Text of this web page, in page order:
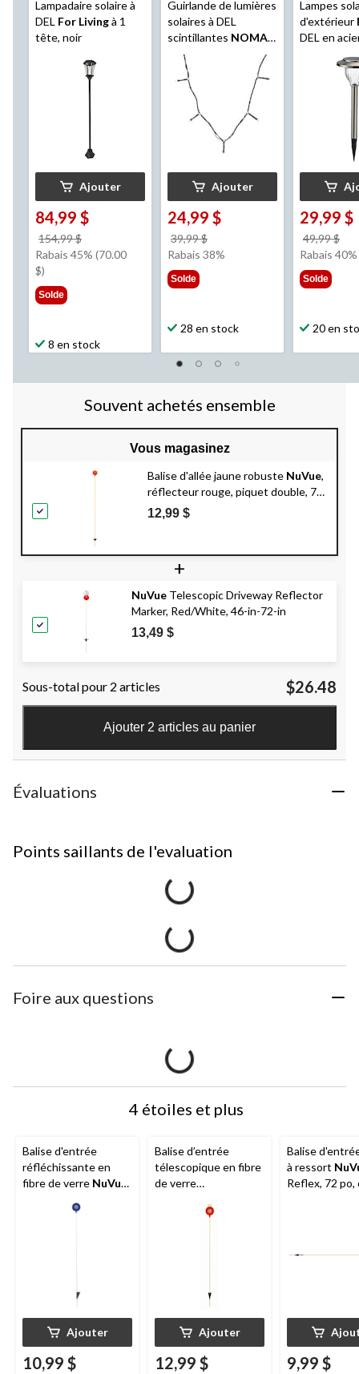
Lampadaire solaire à
DEL For Livingà 1
tête, noir
Ajouter
84,99 $
154,99 $
était
Rabais 45% (70.00
$)
Solde
8 en stock
Guirlande de lumières
solaires à DEL
scintillantes NOMA,
blanc chaud,
intérieur/extérieur, 25
m
Ajouter
24,99 $
39,99 $
était
Rabais 38%
Solde
28 en stock
Lampes
d'extérieur
DEL en
et sentier,
29,99 $
49,99 $
Rabais 40%
Solde
20 en
Souvent achetés ensemble
Vous magasinez
Balise d'allée jaune robuste NuVue,
réflecteur rouge, piquet double, 72
po
12,99 $
+
NuVue Telescopic Driveway Reflector
Marker, Red/White, 46-in-72-in
13,49 $
Sous-total pour 2 articles $26.48
Ajouter 2 articles au panier
Évaluations
Points saillants de l'evaluation
Foire aux questions
4 étoiles et plus
Balise d'entrée
réfléchissante en
fibre de verre NuVue,
Ajouter
10,99 $
Balise d’entrée
télescopique en fibre
de verre
, robuste,
Ajouter
12,99 $
Balise
à ressort
Reflex, 72 po,
9,99 $